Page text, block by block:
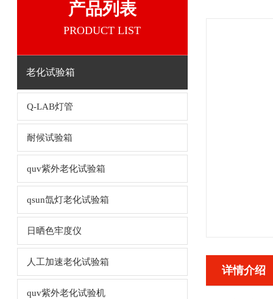
产品列表
PRODUCT LIST
老化试验箱
Q-LAB灯管
耐候试验箱
quv紫外老化试验箱
qsun氙灯老化试验箱
日晒色牢度仪
人工加速老化试验箱
quv紫外老化试验机
详情介绍